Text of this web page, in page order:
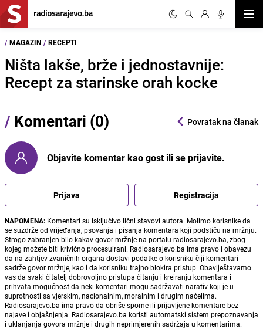
/ MAGAZIN / RECEPTI
Ništa lakše, brže i jednostavnije:
Recept za starinske orah kocke
/ Komentari (0) Povratak na članak
Objavite komentar kao gost ili se prijavite.
Prijava Registracija
NAPOMENA: Komentari su isključivo lični stavovi autora. Molimo korisnike da
se suzdrže od vrijeđanja, psovanja i pisanja komentara koji podstiču na mržnju.
Strogo zabranjen bilo kakav govor mržnje na portalu radiosarajevo.ba, zbog
kojeg možete biti krivično procesuirani. Radiosarajevo.ba ima pravo i obavezu
da na zahtjev zvaničnih organa dostavi podatke o korisniku čiji komentari
sadrže govor mržnje, kao i da korisniku trajno blokira pristup. Obaviještavamo
vas da svaki čitatelj dobrovoljno pristupa čitanju i kreiranju komentara i
prihvata mogućnost da neki komentari mogu sadržavati narativ koji je u
suprotnosti sa vjerskim, nacionalnim, moralnim i drugim načelima.
Radiosarajevo.ba ima pravo da obriše sporne ili prijavljene komentare bez
najave i objašnjenja. Radiosarajevo.ba koristi automatski sistem prepoznavanja
i uklanjanja govora mržnje i drugih neprimjerenih sadržaja u komentarima.